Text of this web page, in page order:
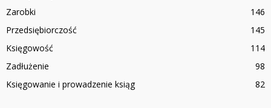
Zarobki
146
Przedsiębiorczość
145
Księgowość
114
Zadłużenie
98
Księgowanie i prowadzenie ksiąg
82